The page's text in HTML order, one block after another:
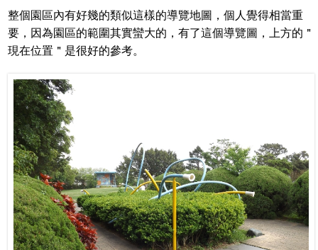
整個園區內有好幾的類似這樣的導覽地圖，個人覺得相當重
要，因為園區的範圍其實蠻大的，有了這個導覽圖，上方的＂
現在位置＂是很好的參考。